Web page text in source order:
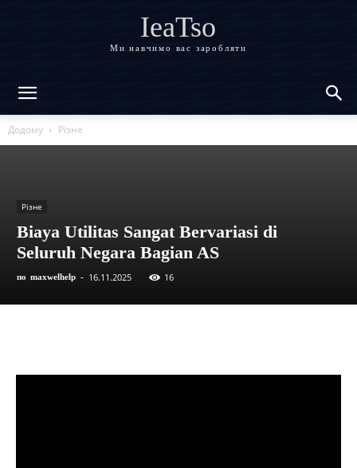
IeaTso
Ми навчимо вас заробляти
Додому Різне
Різне
Biaya Utilitas Sangat Bervariasi di
Seluruh Negara Bagian AS
по maxwelhelp - 16.11.2025 16